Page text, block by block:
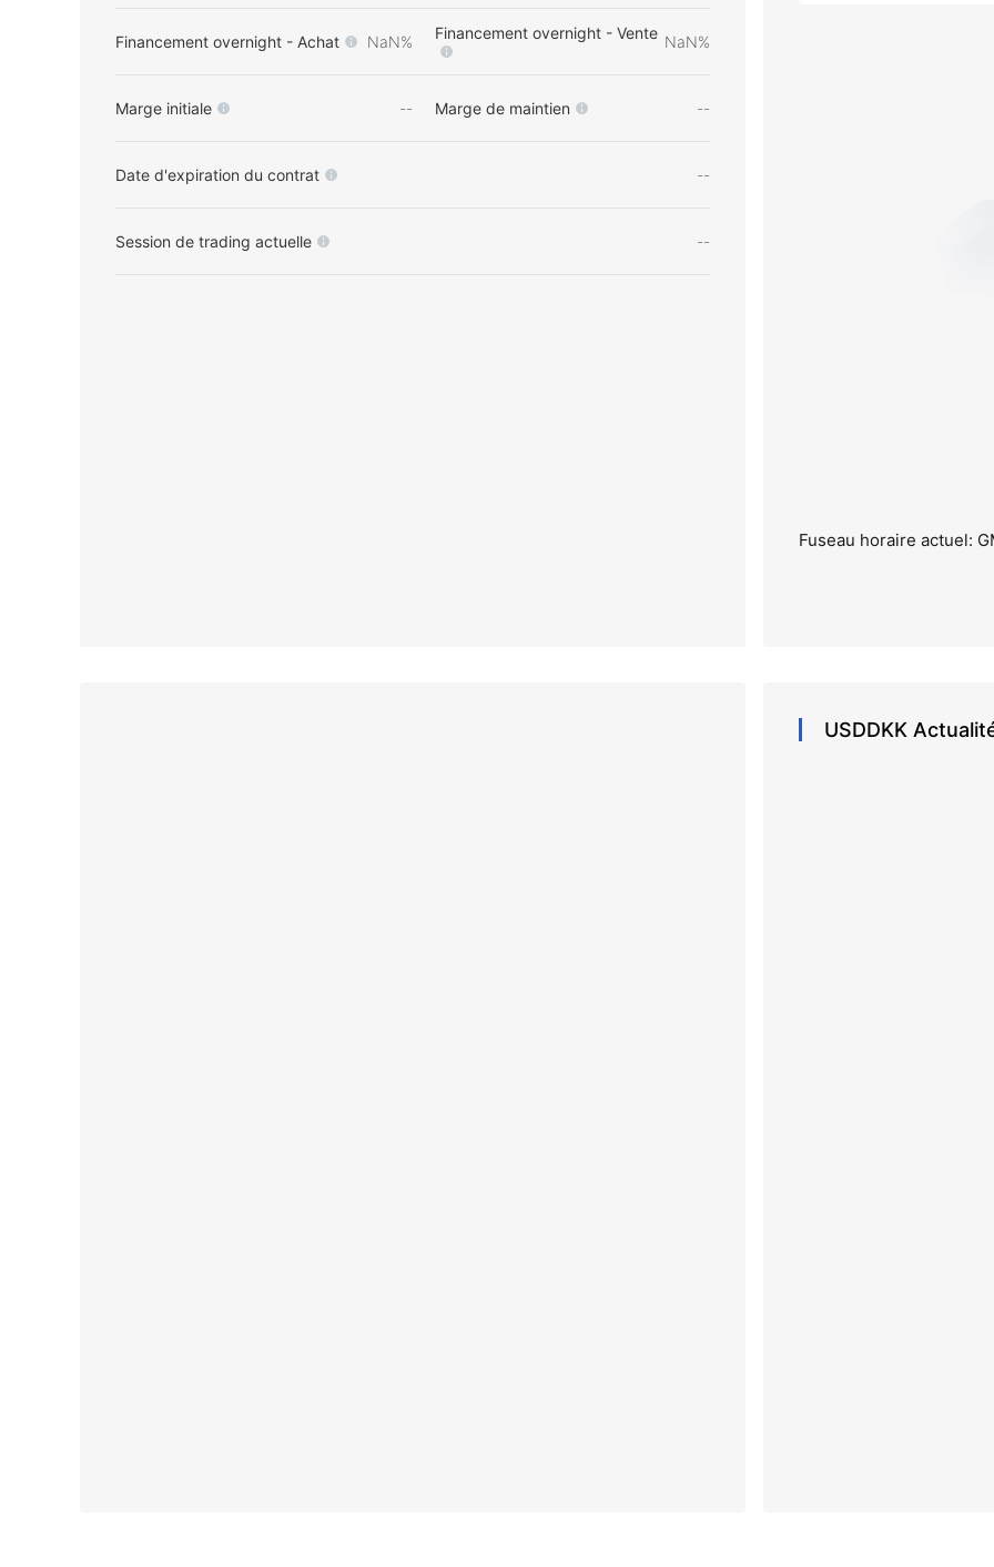
Financement overnight - Achat NaN% Financement overnight - Vente NaN%
Marge initiale -- Marge de maintien --
Date d'expiration du contrat --
Session de trading actuelle --
Fuseau horaire actuel:
USDDKK